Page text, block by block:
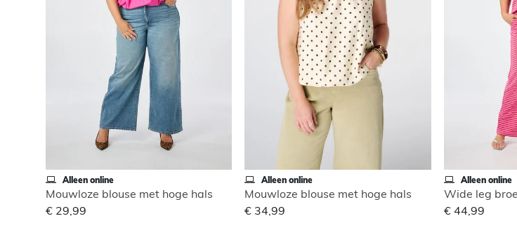
Alleen online
Mouwloze blouse met hoge hals
€ 29,99
Alleen online
Mouwloze blouse met hoge hals
€ 34,99
Alleen online
€ 44,99